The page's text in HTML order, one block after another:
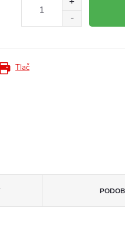
Tlač